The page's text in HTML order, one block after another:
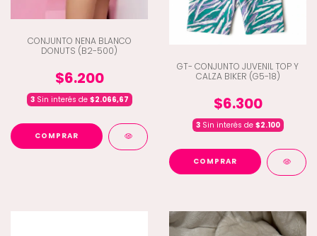
CONJUNTO NENA BLANCO
DONUTS (B2-500)
$6.200
3Sin interés de $2.066,67
COMPRAR
GT- CONJUNTO JUVENIL TOP Y
CALZA BIKER (G5-18)
$6.300
3Sin interés de $2.100
COMPRAR